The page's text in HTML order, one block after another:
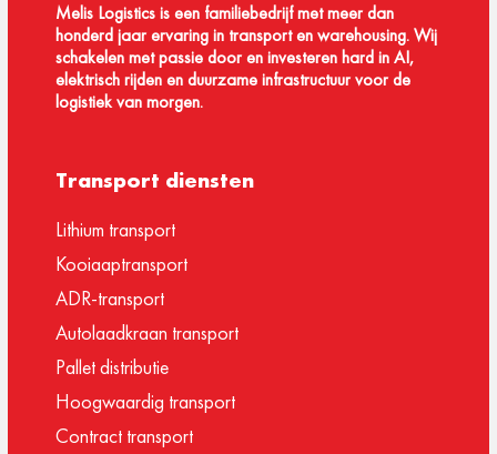
Melis Logistics is een familiebedrijf met meer dan
honderd jaar ervaring in transport en warehousing. Wij
schakelen met passie door en investeren hard in AI,
elektrisch rijden en duurzame infrastructuur voor de
logistiek van morgen.
Transport diensten
Lithium transport
Kooiaaptransport
ADR-transport
Autolaadkraan transport
Pallet distributie
Hoogwaardig transport
Contract transport